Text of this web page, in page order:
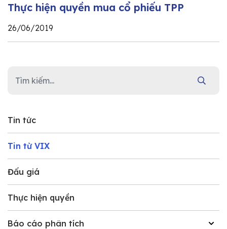
Tin tức
Tin từ VIX
Đấu giá
Thực hiện quyền
Báo cáo phân tích
Thực hiện quyền mua cổ phiếu TPP
26/06/2019